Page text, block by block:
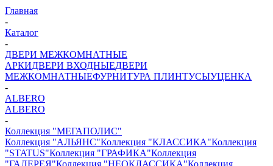
Главная
-
Каталог
-
ДВЕРИ МЕЖКОМНАТНЫЕ
АРКИДВЕРИ ВХОДНЫЕДВЕРИ
МЕЖКОМНАТНЫЕФУРНИТУРА ПЛИНТУСЫУЦЕНКА
-
ALBERO
ALBERO
-
Коллекция "МЕГАПОЛИС"
Коллекция "АЛЬЯНС"Коллекция "КЛАССИКА"Коллекция
"STATUS"Коллекция "ГРАФИКА"Коллекция
"ГАЛЕРЕЯ"Коллекция "НЕОКЛАССИКА"Коллекция